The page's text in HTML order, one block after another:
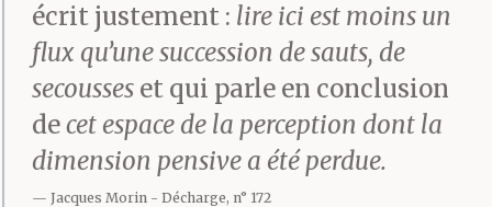
écrit justement : lire ici est moins un
flux qu’une succession de sauts, de
secousses et qui parle en conclusion
decet espace de la perception dont la
dimension pensive a été perdue.
Jacques Morin Décharge, n° 172